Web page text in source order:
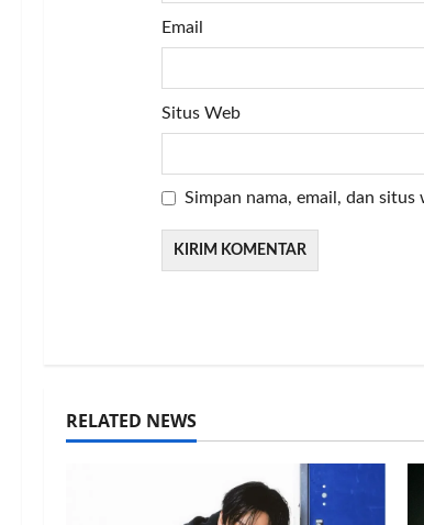
Email
Situs Web
Simpan nama, email, dan
RELATED NEWS